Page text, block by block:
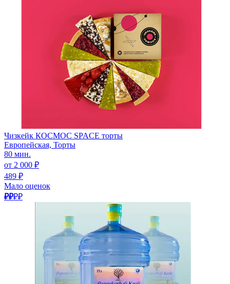
Чизкейк КОСМОС SPACE торты
Европейская, Торты
80 мин.
от 2 000 ₽
489 ₽
Мало оценок
₽₽₽₽